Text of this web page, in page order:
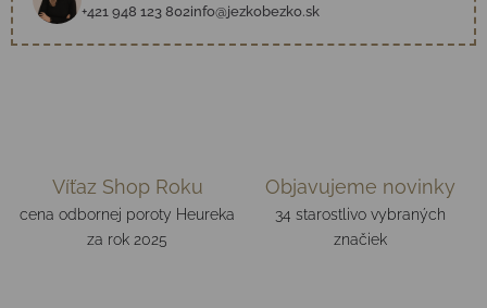
+421 948 123 802info@jezkobezko.sk
Víťaz Shop Roku
cena odbornej poroty Heureka
za rok 2025
Objavujeme novinky
34 starostlivo vybraných
značiek